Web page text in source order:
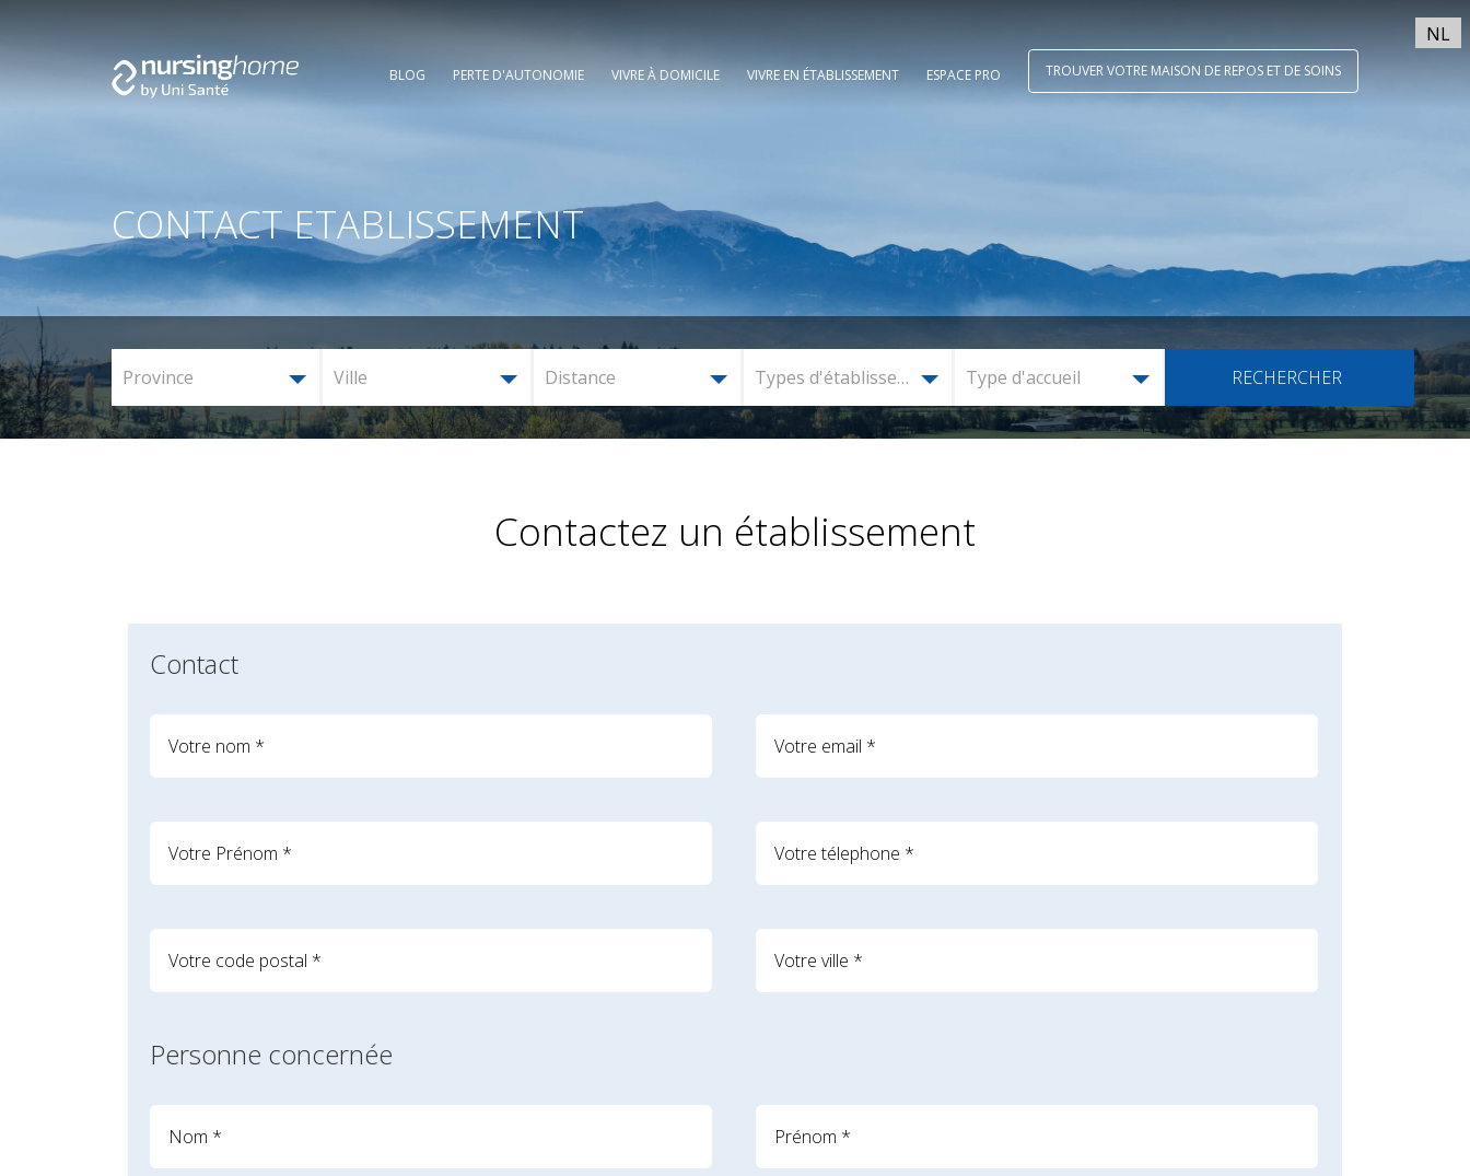
NL
BLOG PERTE D'AUTONOMIE VIVRE À DOMICILE VIVRE EN ÉTABLISSEMENT ESPACE PRO TROUVER VOTRE MAISON DE REPOS ET DE SOINS
CONTACT ETABLISSEMENT
Province Ville Distance Types d'établissement Type d'accueil RECHERCHER
Contactez un établissement
Contact
Personne concernée